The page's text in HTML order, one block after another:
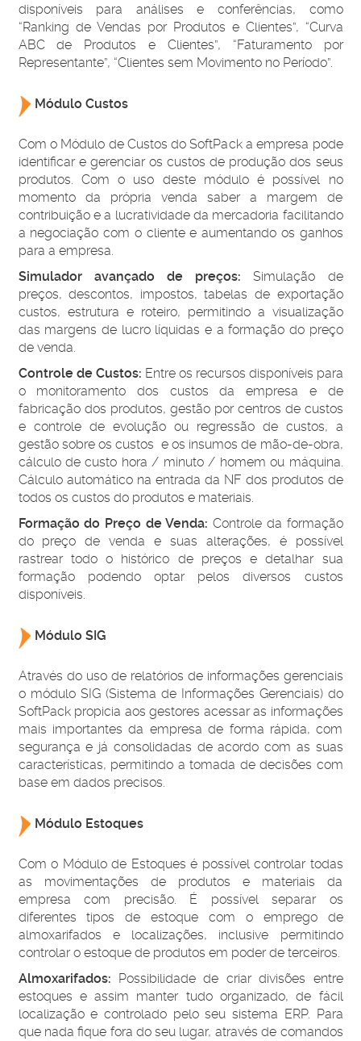
disponíveis para análises e conferências, como
“Ranking de Vendas por Produtos e Clientes”, “Curva
ABC de Produtos e Clientes”, “Faturamento por
Representante”, “Clientes sem Movimento no Período”.
Módulo Custos
Com o Módulo de Custos do SoftPack a empresa pode
identificar e gerenciar os custos de produção dos seus
produtos. Com o uso deste módulo é possível no
momento da própria venda saber a margem de
contribuição e a lucratividade da mercadoria facilitando
a negociação com o cliente e aumentando os ganhos
para a empresa.
Simulador avançado de preços: Simulação de
preços, descontos, impostos, tabelas de exportação
custos, estrutura e roteiro, permitindo a visualização
das margens de lucro líquidas e a formação do preço
de venda.
Controle de Custos: Entre os recursos disponíveis para
o monitoramento dos custos da empresa e de
fabricação dos produtos, gestão por centros de custos
e controle de evolução ou regressão de custos, a
gestão sobre os custos e os insumos de mão-de-obra,
cálculo de custo hora / minuto / homem ou máquina.
Cálculo automático na entrada da NF dos produtos de
todos os custos do produtos e materiais.
Formação do Preço de Venda: Controle da formação
do preço de venda e suas alterações, é possível
rastrear todo o histórico de preços e detalhar sua
formação podendo optar pelos diversos custos
disponíveis.
Módulo SIG
Através do uso de relatórios de informações gerenciais
o módulo SIG (Sistema de Informações Gerenciais) do
SoftPack propicia aos gestores acessar as informações
mais importantes da empresa de forma rápida, com
segurança e já consolidadas de acordo com as suas
características, permitindo a tomada de decisões com
base em dados precisos.
Módulo Estoques
Com o Módulo de Estoques é possível controlar todas
as movimentações de produtos e materiais da
empresa com precisão. É possível separar os
diferentes tipos de estoque com o emprego de
almoxarifados e localizações, inclusive permitindo
controlar o estoque de produtos em poder de terceiros.
Almoxarifados: Possibilidade de criar divisões entre
estoques e assim manter tudo organizado, de fácil
localização e controlado pelo seu sistema ERP. Para
que nada fique fora do seu lugar, através de comandos